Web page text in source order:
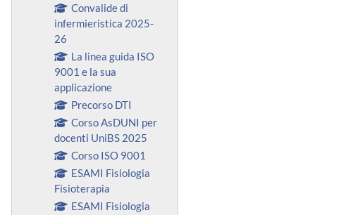
Convalide di
infermieristica 2025-
26
La linea guida ISO
9001 e la sua
applicazione
Precorso DTI
Corso AsDUNI per
docenti UniBS 2025
Corso ISO 9001
ESAMI Fisiologia
Fisioterapia
ESAMI Fisiologia